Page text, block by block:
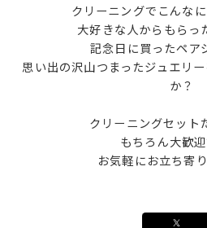
クリーニングでこんな
大好きな人からもらっ
記念日に買ったペア
思い出の沢山つまったジュエリ
か？
クリーニングセット
もちろん大歓
お気軽にお立ち寄